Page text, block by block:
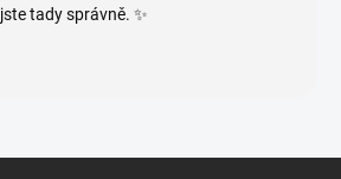
jste tady správně. ✨